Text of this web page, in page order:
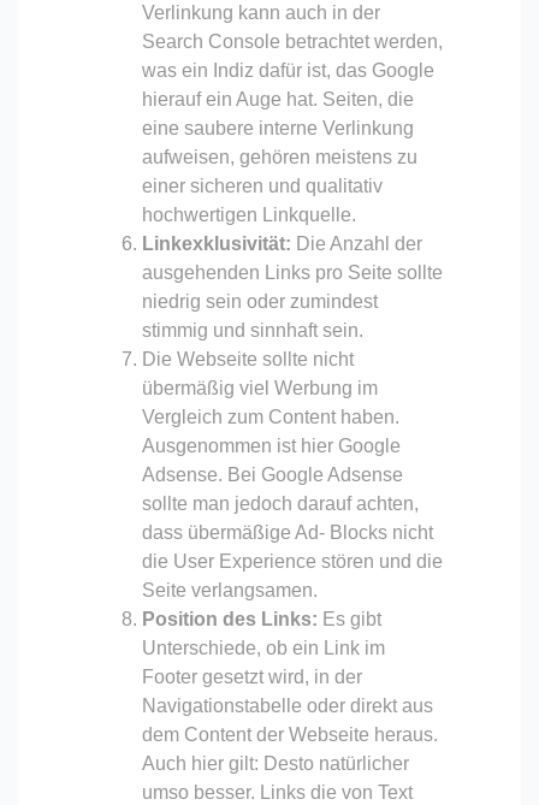
Verlinkung kann auch in der
Search Console betrachtet werden,
was ein Indiz dafür ist, das Google
hierauf ein Auge hat. Seiten, die
eine saubere interne Verlinkung
aufweisen, gehören meistens zu
einer sicheren und qualitativ
hochwertigen Linkquelle.
Linkexklusivität: Die Anzahl der
ausgehenden Links pro Seite sollte
niedrig sein oder zumindest
stimmig und sinnhaft sein.
Die Webseite sollte nicht
übermäßig viel Werbung im
Vergleich zum Content haben.
Ausgenommen ist hier Google
Adsense. Bei Google Adsense
sollte man jedoch darauf achten,
dass übermäßige Ad- Blocks nicht
die User Experience stören und die
Seite verlangsamen.
Position des Links: Es gibt
Unterschiede, ob ein Link im
Footer gesetzt wird, in der
Navigationstabelle oder direkt aus
dem Content der Webseite heraus.
Auch hier gilt: Desto natürlicher
umso besser. Links die von Text